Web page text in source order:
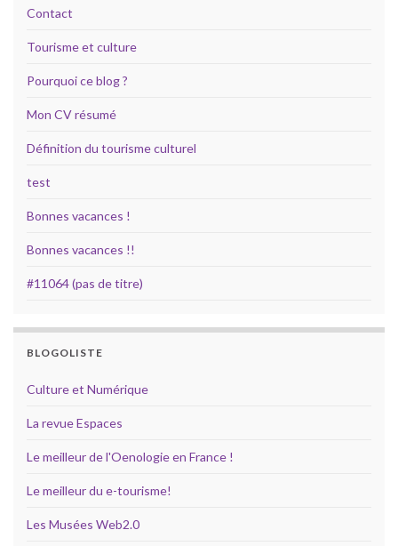
Contact
Tourisme et culture
Pourquoi ce blog ?
Mon CV résumé
Définition du tourisme culturel
test
Bonnes vacances !
Bonnes vacances !!
#11064 (pas de titre)
BLOGOLISTE
Culture et Numérique
La revue Espaces
Le meilleur de l'Oenologie en France !
Le meilleur du e-tourisme!
Les Musées Web2.0